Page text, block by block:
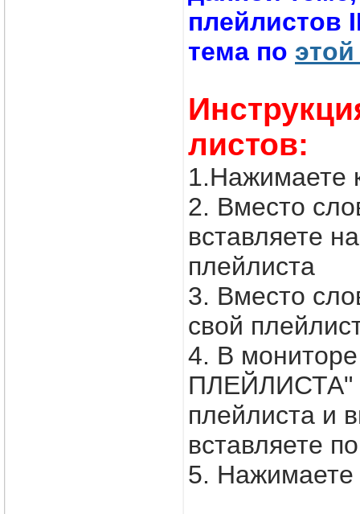
плейлистов
тема по
листов:
1.Нажимаете
2. Вместо
вставляете
плейлиста
3. Вместо
свой
4. В
ПЛЕЙЛИСТА"
плейлиста
вставляете
5. Нажимаете